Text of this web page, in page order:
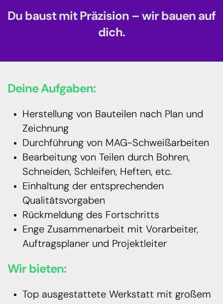
Du baust mit Präzision – wir bauen auf
dich.
Deine Aufgaben:
Herstellung von Bauteilen nach Plan und
Zeichnung
Durchführung von MAG-Schweißarbeiten
Bearbeitung von Teilen durch Bohren,
Schneiden, Schleifen, Heften, etc.
Einhaltung der entsprechenden
Qualitätsvorgaben
Rückmeldung des Fortschritts
Enge Zusammenarbeit mit Vorarbeiter,
Auftragsplaner und Projektleiter
Wir bieten:
Top ausgestattete Werkstatt mit großem